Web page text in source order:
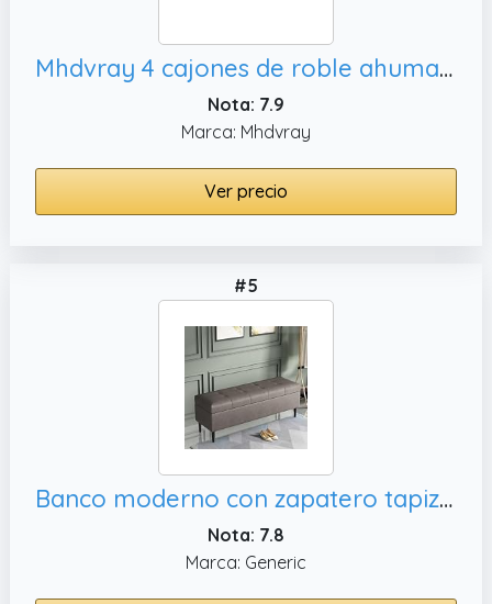
Mhdvray 4 cajones de roble ahumado, mesita de noche multifuncional y banco
Nota: 7.9
Marca: Mhdvray
Ver precio
#5
Banco moderno con zapatero tapizado para dormitorio, cajonera para interiores.
Nota: 7.8
Marca: Generic